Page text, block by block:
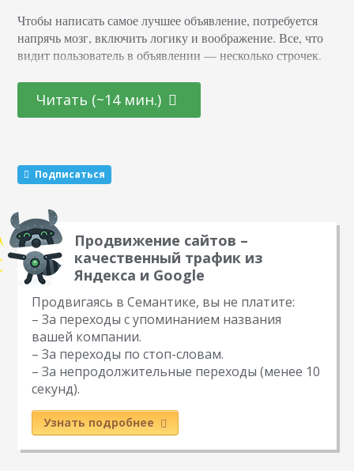
Чтобы написать самое лучшее объявление, потребуется
напрячь мозг, включить логику и воображение. Все, что
видит пользователь в объявлении — несколько строчек.
которые человек испытывает, когда видит выдачу, что
Читать (~14 мин.)
Подписаться
Продвижение сайтов –
качественный трафик из
Яндекса и Google
Продвигаясь в Семантике, вы не платите:
– За переходы с упоминанием названия
вашей компании.
– За переходы по стоп-словам.
– За непродолжительные переходы (менее 10
секунд).
Узнать подробнее